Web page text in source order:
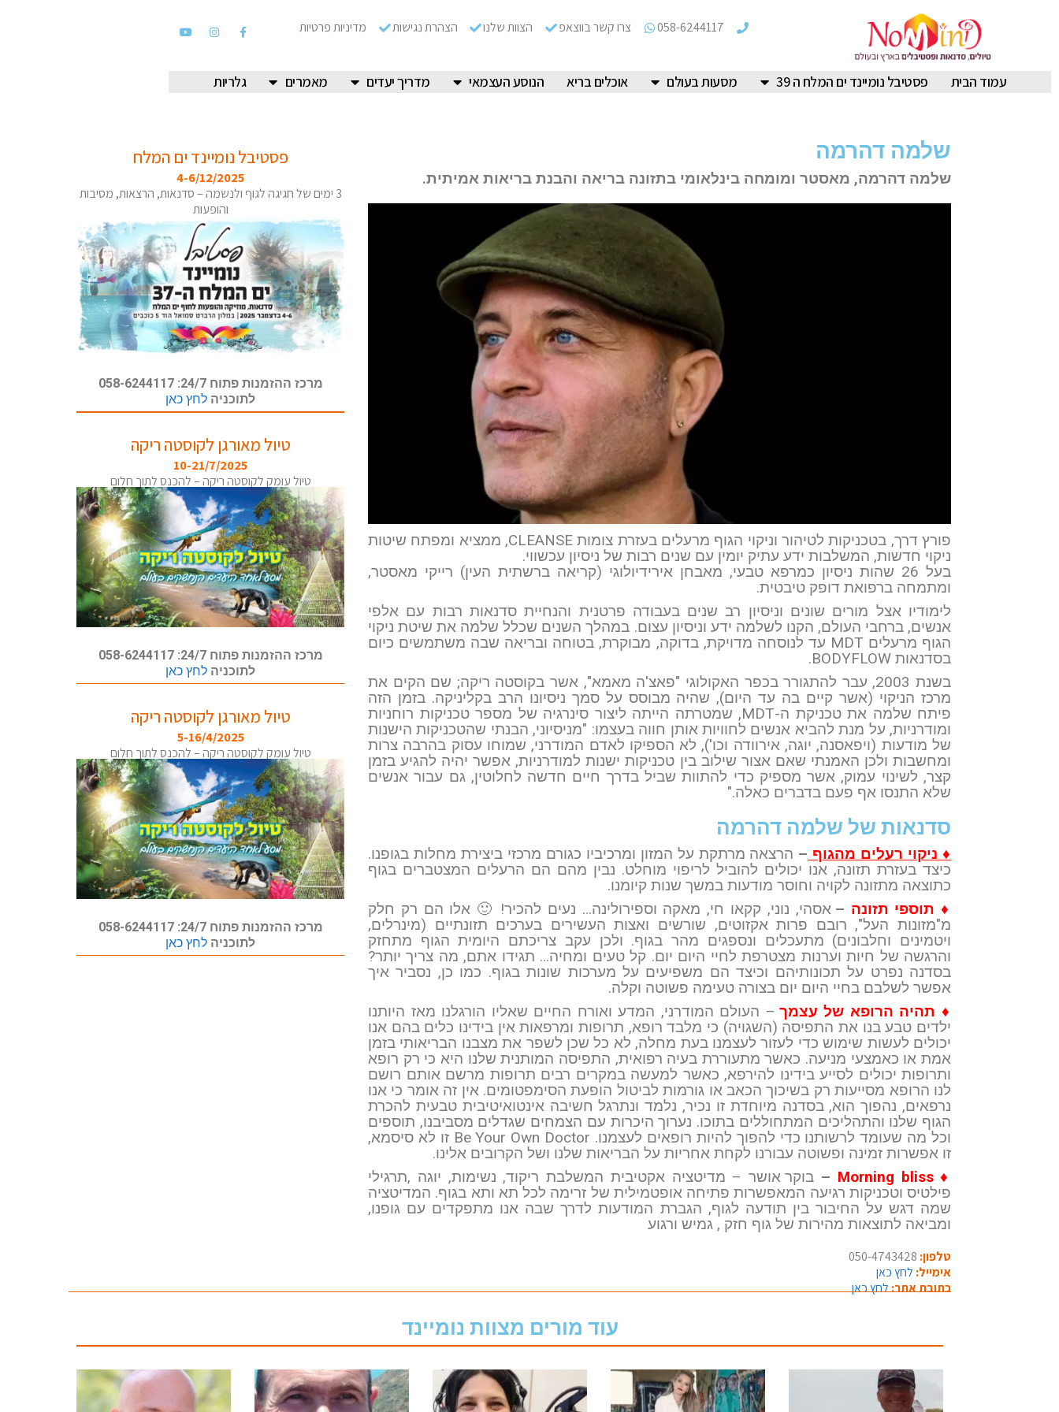
058-6244117 צרו קשר בווצאפ הצוות שלנו הצהרת נגישות מדיניות פרטיות
עמוד הבית פסטיבל נומיינד ים המלח ה 39 מסעות בעולם אוכלים בריא הנוסע העצמאי מדריך יעדים מאמרים גלריות
שלמה דהרמה
שלמה דהרמה, מאסטר ומומחה בינלאומי בתזונה בריאה והבנת בריאות אמיתית.
פורץ דרך, בטכניקות לטיהור וניקוי הגוף מרעלים בעזרת צומות CLEANSE, ממציא ומפתח שיטות
ניקוי חדשות, המשלבות ידע עתיק יומין עם שנים רבות של ניסיון עכשווי.
בעל 26 שהות ניסיון כמרפא טבעי, מאבחן אירידיולוגי (קריאה ברשתית העין) רייקי מאסטר,
ומתמחה ברפואת דופק טיבטית.
לימודיו אצל מורים שונים וניסיון רב שנים בעבודה פרטנית והנחיית סדנאות רבות עם אלפי
אנשים, ברחבי העולם, הקנו לשלמה ידע וניסיון עצום. במהלך השנים שכלל שלמה את שיטת ניקוי
הגוף מרעלים MDT עד לנוסחה מדויקת, בדוקה, מבוקרת, בטוחה ובריאה שבה משתמשים כיום
בסדנאות BODYFLOW.
בשנת 2003, עבר להתגורר בכפר האקולוגי "פאצ'ה מאמא", אשר בקוסטה ריקה; שם הקים את
מרכז הניקוי (אשר קיים בה עד היום), שהיה מבוסס על סמך ניסיונו הרב בקליניקה. בזמן הזה
פיתח שלמה את טכניקת ה-MDT, שמטרתה הייתה ליצור סינרגיה של מספר טכניקות רוחניות
ומודרניות, על מנת להביא אנשים לחוויות אותן חווה בעצמו: "מניסיוני, הבנתי שהטכניקות הישנות
של מודעות (ויפאסנה, יוגה, אירוודה וכו'), לא הספיקו לאדם המודרני, שמוחו עסוק בהרבה צרות
ומחשבות ולכן האמנתי שאם אצור שילוב בין טכניקות ישנות למודרניות, אפשר יהיה להגיע בזמן
קצר, לשינוי עמוק, אשר מספיק כדי להתוות שביל בדרך חיים חדשה לחלוטין, גם עבור אנשים
שלא התנסו אף פעם בדברים כאלה."
סדנאות של שלמה דהרמה
♦ ניקוי רעלים מהגוף – הרצאה מרתקת על המזון ומרכיביו כגורם מרכזי ביצירת מחלות בגופנו.
כיצד בעזרת תזונה, אנו יכולים להוביל לריפוי מוחלט. נבין מהם הם הרעלים המצטברים בגוף
כתוצאה מתזונה לקויה וחוסר מודעות במשך שנות קיומנו.
♦ תוספי תזונה – אסהי, נוני, קקאו חי, מאקה וספירולינה… נעים להכיר! 🙂 אלו הם רק חלק
מ"מזונות העל", רובם פרות אקזוטים, שורשים ואצות העשירים בערכים תזונתיים (מינרלים,
ויטמינים וחלבונים) מתעכלים ונספגים מהר בגוף. ולכן עקב צריכתם היומית הגוף מתחזק
והרגשה של חיות וערנות מצטרפת לחיי היום יום. קל טעים ומחיה… תגידו אתם, מה צריך יותר?
בסדנה נפרט על תכונותיהם וכיצד הם משפיעים על מערכות שונות בגוף. כמו כן, נסביר איך
אפשר לשלבם בחיי היום יום בצורה טעימה פשוטה וקלה.
♦ תהיה הרופא של עצמך – העולם המודרני, המדע ואורח החיים שאליו הורגלנו מאז היותנו
ילדים טבע בנו את התפיסה (השגויה) כי מלבד רופא, תרופות ומרפאות אין בידינו כלים בהם אנו
יכולים לעשות שימוש כדי לעזור לעצמנו בעת מחלה, לא כל שכן לשפר את מצבנו הבריאותי בזמן
אמת או כאמצעי מניעה. כאשר מתעוררת בעיה רפואית, התפיסה המותנית שלנו היא כי רק רופא
ותרופות יכולים לסייע בידינו להירפא, כאשר למעשה במקרים רבים תרופות מרשם אותם רושם
לנו הרופא מסייעות רק בשיכוך הכאב או גורמות לביטול הופעת הסימפטומים. אין זה אומר כי אנו
נרפאים, נהפוך הוא, בסדנה מיוחדת זו נכיר, נלמד ונתרגל חשיבה אינטואיטיבית טבעית להכרת
הגוף שלנו והתהליכים המתחוללים בתוכו. נערוך היכרות עם הצמחים שגדלים מסביבנו, תוספים
וכל מה שעומד לרשותנו כדי להפוך להיות רופאים לעצמנו. Be Your Own Doctor זו לא סיסמא,
זו אפשרות זמינה ופשוטה עבורנו לקחת אחריות על הבריאות שלנו ושל הקרובים אלינו.
♦ Morning bliss
– בוקר אושר – מדיטציה אקטיבית המשלבת ריקוד, נשימות, יוגה ,תרגילי
פילטיס וטכניקות רגיעה המאפשרות פתיחה אופטמילית של זרימה לכל תא ותא בגוף. המדיטציה
שמה דגש על החיבור בין תודעה לגוף, הגברת המודעות לדרך שבה אנו מתפקדים עם גופנו,
ומביאה לתוצאות מהירות של גוף חזק , גמיש ורגוע
טלפון:
אימייל: לחץ כאן
כתובת אתר:לחץ כאן
פסטיבל נומיינד ים המלח
4-6/12/2025
3 ימים של חגיגה לגוף ולנשמה – סדנאות, הרצאות, מסיבות
והופעות
מרכז ההזמנות פתוח 24/7: 058-6244117
לתוכניה לחץ כאן
טיול מאורגן לקוסטה ריקה
10-21/7/2025
טיול עומק לקוסטה ריקה – להכנס לתוך חלום
מרכז ההזמנות פתוח 24/7: 058-6244117
לתוכניה לחץ כאן
טיול מאורגן לקוסטה ריקה
5-16/4/2025
טיול עומק לקוסטה ריקה – להכנס לתוך חלום
מרכז ההזמנות פתוח 24/7: 058-6244117
לתוכניה לחץ כאן
עוד מורים מצוות נומיינד